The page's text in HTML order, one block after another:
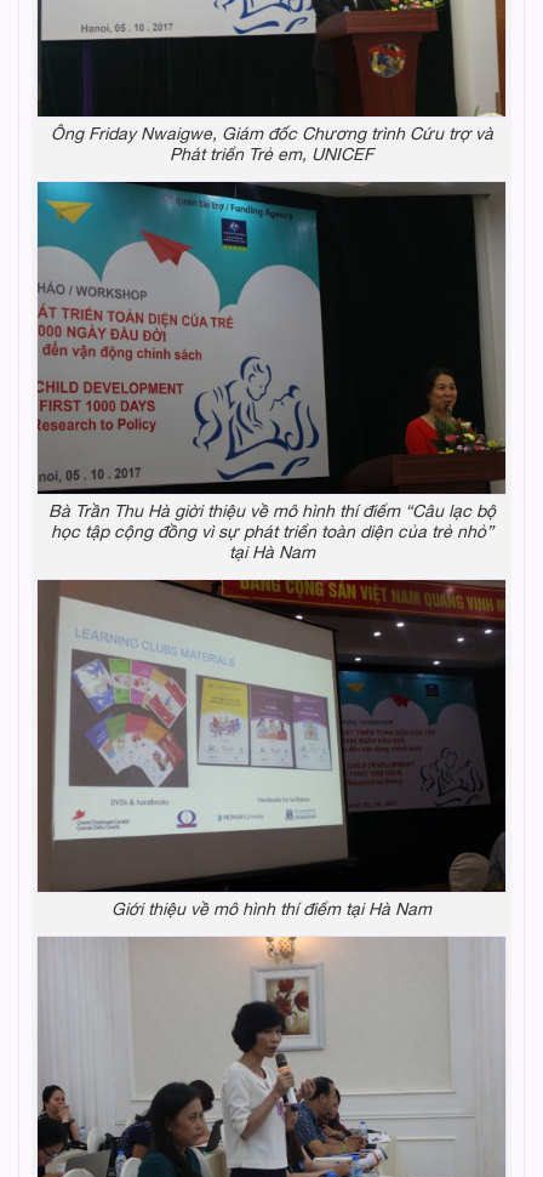
Ông Friday Nwaigwe, Giám đốc Chương trình Cứu trợ và
Phát triển Trẻ em, UNICEF
Bà Trần Thu Hà giời thiệu về mô hình thí điểm “Câu lạc bộ
học tập cộng đồng vì sự phát triển toàn diện của trẻ nhỏ”
tại Hà Nam
Giới thiệu về mô hình thí điểm tại Hà Nam